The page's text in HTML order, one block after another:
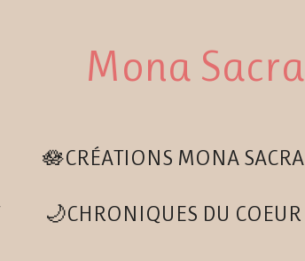
Mona Sacra
🪷CRÉATIONS MONA SACRA
🌙CHRONIQUES DU COEUR